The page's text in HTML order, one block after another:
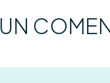
UN